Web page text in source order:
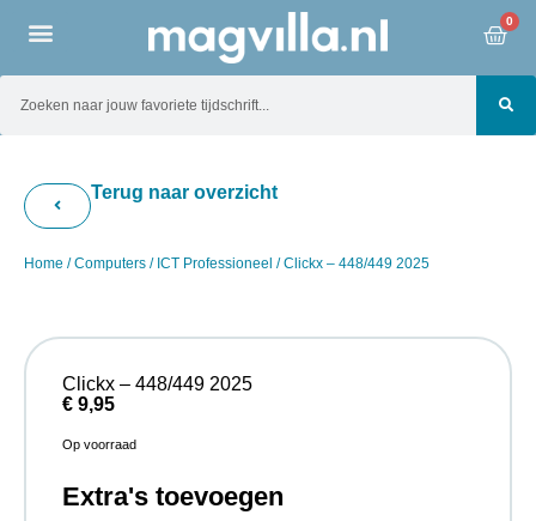
0
Terug naar overzicht
Home /Computers / ICT Professioneel / Clickx – 448/449 2025
Clickx – 448/449 2025
€ 9,95
Op voorraad
Extra's toevoegen